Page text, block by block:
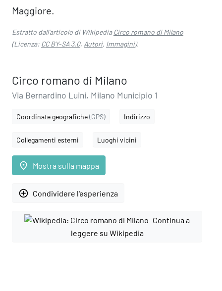
Maggiore.
Estratto dall'articolo di WikipediaCirco romano di Milano
(Licenza: CC BY-SA 3.0, Autori, Immagini).
Circo romano di Milano
Via Bernardino Luini, Milano Municipio 1
Coordinate geografiche(GPS) Indirizzo
Collegamenti esterni Luoghi vicini
place Mostra sulla mappa
add_circle_outline Condividere l'esperienza
Continua a
leggere su Wikipedia